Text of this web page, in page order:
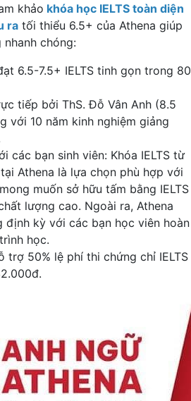
khảo khóa học IELTS toàn diện
ra tối thiểu 6.5+ của Athena giúp
nhanh chóng:
6.5-7.5+ IELTS tinh gọn trong 80
tiếp bởi ThS. Đỗ Vân Anh (8.5
với 10 năm kinh nghiệm giảng
các bạn sinh viên: Khóa IELTS từ
Athena là lựa chọn phù hợp với
muốn sở hữu tấm bằng IELTS
lượng cao. Ngoài ra, Athena
định kỳ với các bạn học viên hoàn
học.
trợ 50% lệ phí thi chứng chỉ IELTS